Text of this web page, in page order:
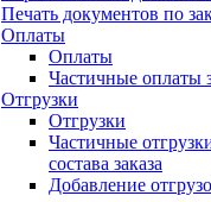
Печать документов по
Оплаты
Оплаты
Частичные оплаты
Отгрузки
Отгрузки
Частичные
состава заказа
Добавление